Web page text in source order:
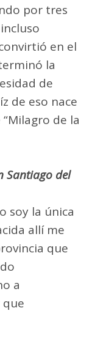
por tres
en el
la
de
de eso nace
de la
Santiago del
soy la única
allí me
que
a
que